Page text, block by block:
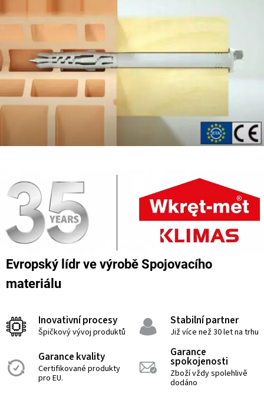
Evropský lídr ve výrobě Spojovacího
materiálu
Inovativní procesy
Špičkový vývoj produktů
Stabilní partner
Již více než 30 let na trhu
Garance kvality
Certifikované produkty
pro EU.
Garance
spokojenosti
Zboží vždy spolehlivě
dodáno